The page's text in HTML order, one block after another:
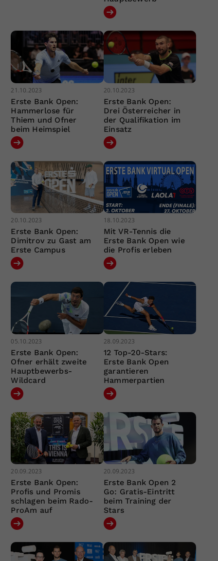
21.10.2023
Erste Bank Open:
Hammerlose für
Thiem und Ofner
beim Heimspiel
20.10.2023
Erste Bank Open:
Drei Österreicher in
der Qualifikation im
Einsatz
20.10.2023
Erste Bank Open:
Dimitrov zu Gast am
Erste Campus
18.10.2023
Mit VR-Tennis die
Erste Bank Open wie
die Profis erleben
05.10.2023
Erste Bank Open:
Ofner erhält zweite
Hauptbewerbs-
Wildcard
28.09.2023
12 Top-20-Stars:
Erste Bank Open
garantieren
Hammerpartien
20.09.2023
Erste Bank Open:
Profis und Promis
schlagen beim Rado-
ProAm auf
20.09.2023
Erste Bank Open 2
Go: Gratis-Eintritt
beim Training der
Stars